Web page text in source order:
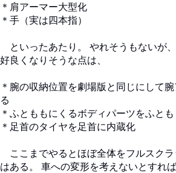
＊肩アーマー大型化
＊手（実は四本指）
といったあたり。 やれそうもないが
好良くなりそうな点は、
＊腕の収納位置を劇場版と同じにして
る
＊ふとももにくるボディパーツをふと
＊足首のタイヤを足首に内蔵化
ここまでやるとほぼ全体をフルスク
はある。 車への変形を考えないとすれ